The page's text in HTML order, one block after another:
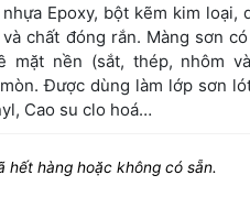
Epoxy, bột kẽm kim loại,
chất đóng rắn. Màng sơn
mặt nền (sắt, thép, nhôm
Được dùng làm lớp sơn
Cao su clo hoá…
hết hàng hoặc không có sẵn.